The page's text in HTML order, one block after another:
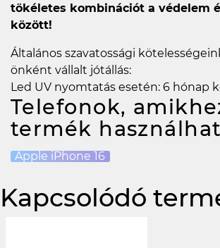
tökéletes kombinációt a védelem
között!
Általános szavatossági
önként vállalt jótállás:
Led UV nyomtatás esetén: 6 hónap
Telefonok,
termék
Apple iPhone 16
Kapcsolódó